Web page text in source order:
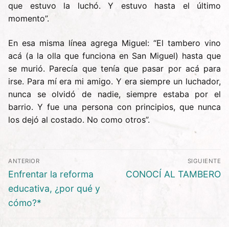
que estuvo la luchó. Y estuvo hasta el último
momento”.
En esa misma línea agrega Miguel: “El tambero vino
acá (a la olla que funciona en San Miguel) hasta que
se murió. Parecía que tenía que pasar por acá para
irse. Para mí era mi amigo. Y era siempre un luchador,
nunca se olvidó de nadie, siempre estaba por el
barrio. Y fue una persona con principios, que nunca
los dejó al costado. No como otros”.
Navegación
de
entradas
ANTERIOR
Entrada
anterior:
Enfrentar la reforma
educativa, ¿por qué y
cómo?*
SIGUIENTE
Entrada
CONOCÍ AL TAMBERO